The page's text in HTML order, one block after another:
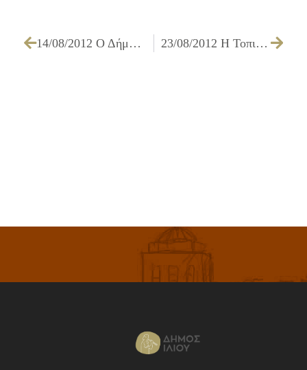
14/08/2012 Ο Δήμαρχος Ιλίου στο ΣΚΑΪ 100.3 23/08/2012 Η Τοπική Αυτοδιοίκηση επεμβαίνει δυναμικά στο Πάρκο “Αντώνης Τρίτσης”